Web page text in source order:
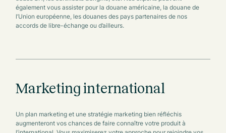
également vous assister pour la douane américaine, la douane de
l’Union européenne, les douanes des pays partenaires de nos
accords de libre-échange ou d’ailleurs.
Marketing international
Un plan marketing et une stratégie marketing bien réfléchis
augmenteront vos chances de faire connaître votre produit à